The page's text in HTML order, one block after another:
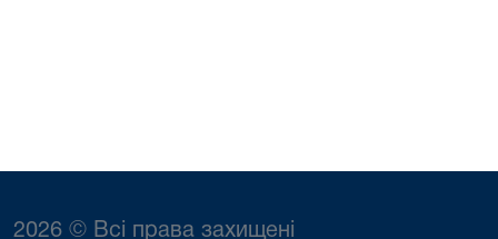
2026 © Всі права захищені